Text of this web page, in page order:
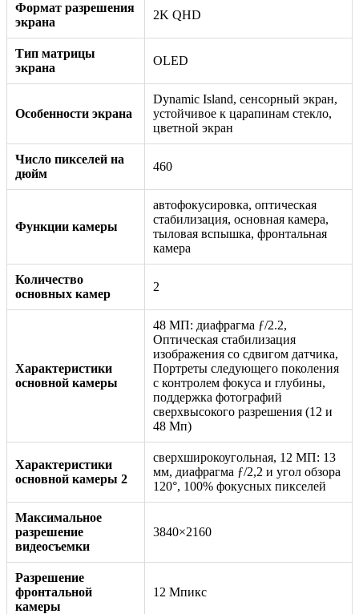
Формат разрешения
экрана
2K QHD
Тип матрицы
экрана
OLED
Особенности экрана
Dynamic Island, сенсорный экран,
устойчивое к царапинам стекло,
цветной экран
Число пикселей на
дюйм
460
Функции камеры
автофокусировка, оптическая
стабилизация, основная камера,
тыловая вспышка, фронтальная
камера
Количество
основных камер
2
Характеристики
основной камеры
48 МП: диафрагма ƒ/2.2,
Оптическая стабилизация
изображения со сдвигом датчика,
Портреты следующего поколения
с контролем фокуса и глубины,
поддержка фотографий
сверхвысокого разрешения (12 и
48 Мп)
Характеристики
основной камеры 2
сверхширокоугольная, 12 МП: 13
мм, диафрагма ƒ/2,2 и угол обзора
120°, 100% фокусных пикселей
Максимальное
разрешение
видеосъемки
3840×2160
Разрешение
фронтальной
камеры
12 Мпикс